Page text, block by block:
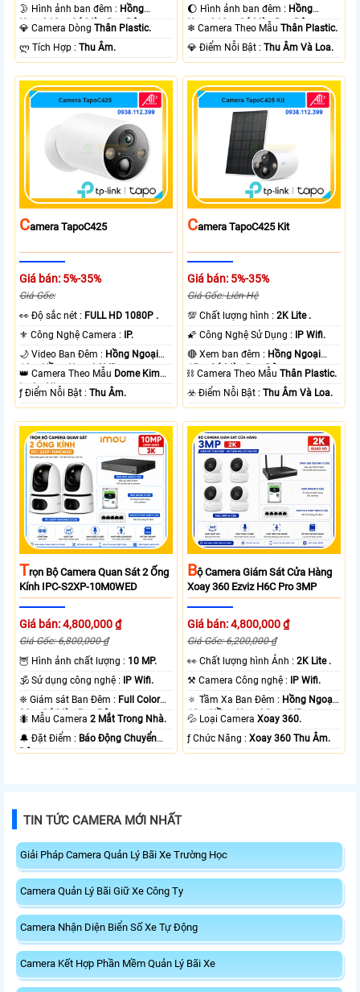
🌛 Hình ảnh ban đêm : Hồng
Ngoại 10m Có Màu Ban Ðêm.
💎 Camera DòngThân Plastic.
️ლ Tích Hợp :Thu Âm.
🌔 Hình ảnh ban đêm : Hồng
Ngoại 10m Có Màu Ban Ðêm.
❄ Camera Theo MẫuThân Plastic.
️💎 Điểm Nỗi Bật :Thu Âm Và Loa.
CAmera TapoC425
Giá bán: 5%-35%
Giá Gốc:
️👀 Độ sắc nét : FULL HD 1080P .
⚜️ Công Nghệ Camera : IP.
🌙 Video Ban Đêm : Hồng Ngoại
10m Hồng Ngoại SMD.
👑 Camera Theo Mẫu Dome Kim
loại + Nhựa.
️ƒ Điểm Nỗi Bật :Thu Âm.
CAmera TapoC425 Kit
Giá bán: 5%-35%
Giá Gốc: Liên Hệ
💯 Chất lượng hình :2K Lite .
🌠 Công Nghệ Sử Dụng : IP Wifi.
🔴 Xem ban đêm : Hồng Ngoại
15m Có Màu Ban Ðêm.
⛓ Camera Theo MẫuThân Plastic.
️☣️ Điểm Nỗi Bật :Thu Âm Và Loa.
TRọn Bộ Camera Quan Sát 2 Ống
Kính IPC-S2XP-10M0WED
Giá bán: 4,800,000 ₫
Giá Gốc: 6,800,000 ₫
🦉 Hình ảnh chất lượng : 10 MP.
🕉️ Sử dụng công nghệ : IP Wifi.
❈ Giám sát Ban Đêm : Full Color
20m Có Màu Ban Ðêm.
🐜 Mẫu Camera2 Mắt Trong Nhà.
️🔔 Đặt Điểm : Báo Động Chuyển
Động.
BỘ Camera Giám Sát Cửa Hàng
Xoay 360 Ezviz H6C Pro 3MP
Giá bán: 4,800,000 ₫
Giá Gốc: 6,200,000 ₫
️👀 Chất lượng hình Ảnh :2K Lite .
⚒ Camera Công nghệ : IP Wifi.
🔅 Tầm Xa Ban Đêm : Hồng Ngoại
10m Hồng Ngoại Smart IR.
💦 Loại CameraXoay 360.
️ƒ Chức Năng :Xoay 360 Thu Âm.
TIN TỨC CAMERA MỚI NHẤT
Giải Pháp Camera Quản Lý Bãi Xe Trường Học
Camera Quản Lý Bãi Giữ Xe Công Ty
Camera Nhận Diện Biển Số Xe Tự Động
Camera Kết Hợp Phần Mềm Quản Lý Bãi Xe